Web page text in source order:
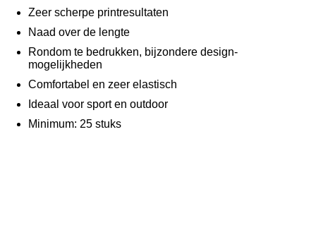
Zeer scherpe printresultaten
Naad over de lengte
Rondom te bedrukken, bijzondere design-
mogelijkheden
Comfortabel en zeer elastisch
Ideaal voor sport en outdoor
Minimum: 25 stuks